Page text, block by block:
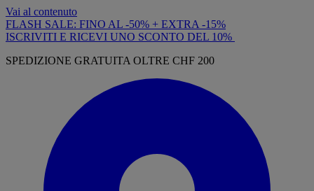
Vai al contenuto
FLASH SALE: FINO AL -50% + EXTRA -15%
ISCRIVITI E RICEVI UNO SCONTO DEL 10%
SPEDIZIONE GRATUITA OLTRE CHF 200